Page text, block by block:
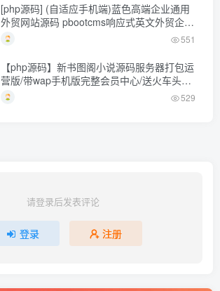
[php源码] (自适应手机端)蓝色高端企业通用
外贸网站源码 pbootcms响应式英文外贸企业
网站模板
551
【php源码】新书图阁小说源码服务器打包运
营版/带wap手机版完整会员中心/送火车头采
集规则
529
请登录后发表评论
登录 注册